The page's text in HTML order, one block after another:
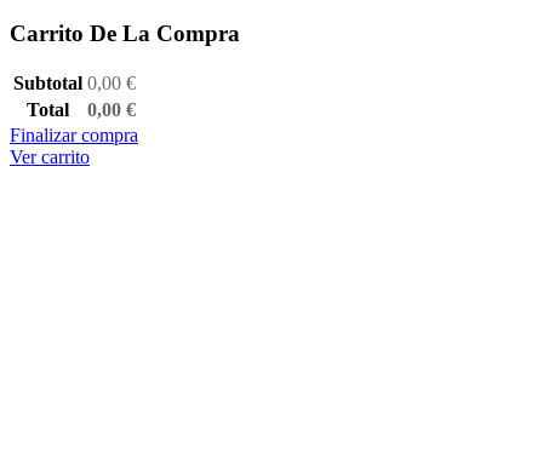
Carrito De La Compra
Subtotal 0,00 €
Total
0,00 €
Finalizar compra
Ver carrito